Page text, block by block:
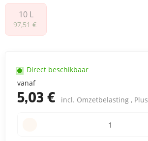
10 L
10 L
97,51 €
vanaf
5,03 € incl. Omzetbelasting , Plus
Direct beschikbaar